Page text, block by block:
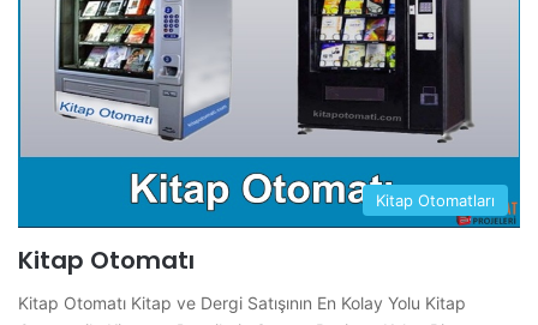
Kitap Otomatları
Kitap Otomatı
Kitap Otomatı Kitap ve Dergi Satışının En Kolay Yolu Kitap